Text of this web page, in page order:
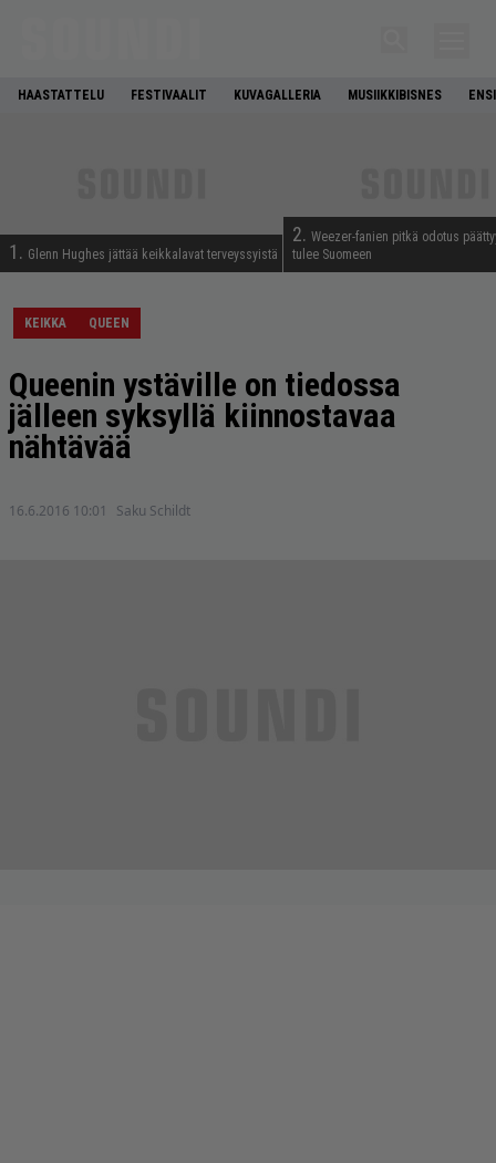
HAASTATTELU FESTIVAALIT KUVAGALLERIA MUSIIKKIBISNES
1. Glenn Hughes jättää keikkalavat terveyssyistä
2. Weezer-fanien pitkä odotus
tulee Suomeen
KEIKKA QUEEN
Queenin ystäville on tiedossa
jälleen syksyllä kiinnostavaa
nähtävää
16.6.2016 10:01 Saku Schildt